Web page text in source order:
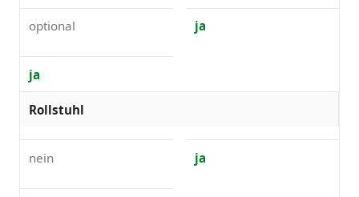
optional ja
ja
Rollstuhl
nein ja